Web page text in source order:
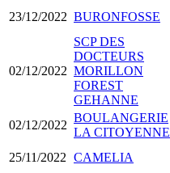
23/12/2022 BURONFOSSE
02/12/2022
SCP DES
DOCTEURS
MORILLON
FOREST
GEHANNE
02/12/2022
BOULANGERIE
LA CITOYENNE
25/11/2022 CAMELIA